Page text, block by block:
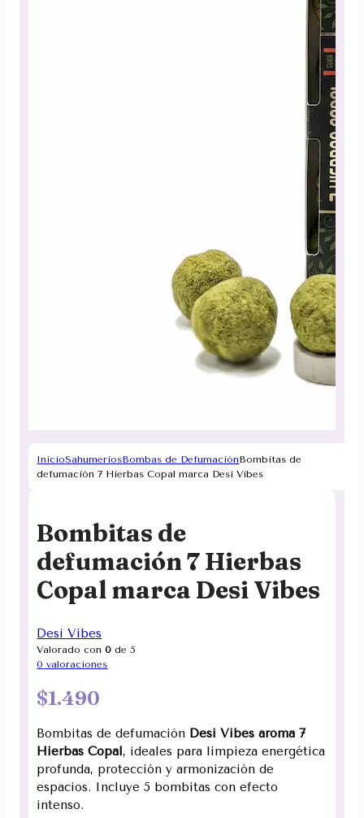
InicioSahumeriosBombas de DefumaciónBombitas de
defumación 7 Hierbas Copal marca Desi Vibes
Bombitas de
defumación 7 Hierbas
Copal marca Desi Vibes
Desi Vibes
Valorado con0 de 5
0 valoraciones
$1.490
Bombitas de defumación Desi Vibes aroma 7
Hierbas Copal, ideales para limpieza energética
profunda, protección y armonización de
espacios. Incluye 5 bombitas con efecto
intenso.